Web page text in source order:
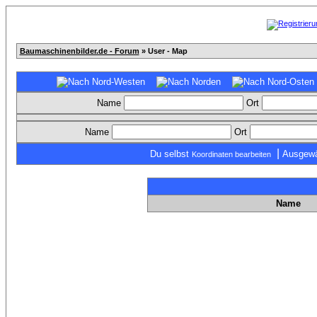
Baumaschinenbilder.de - Forum » User - Map
Name Ort
Name Ort
Du selbst Koordinaten bearbeiten
Name